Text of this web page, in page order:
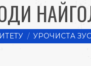
УРОЧИСТА